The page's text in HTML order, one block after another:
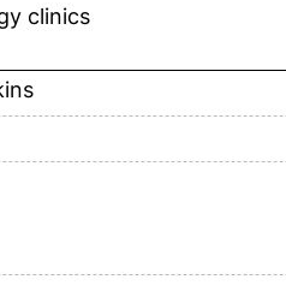
clinics